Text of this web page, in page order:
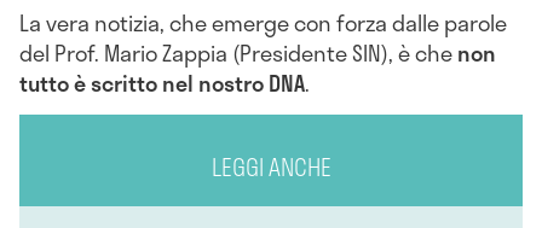
La vera notizia, che emerge con forza dalle parole
del Prof. Mario Zappia (Presidente SIN), è chenon
tutto è scritto nel nostro DNA.
LEGGI ANCHE